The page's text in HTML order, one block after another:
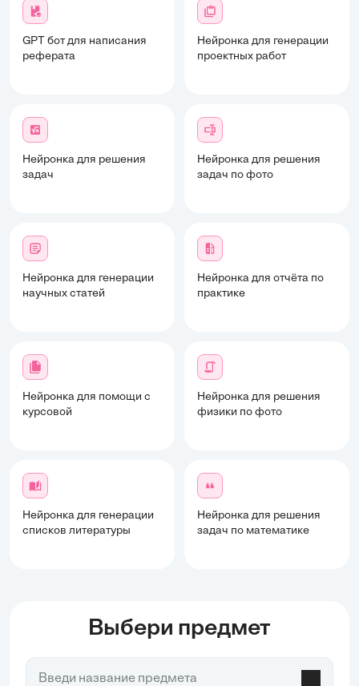
GPT бот для написания
реферата
Нейронка для генерации
проектных работ
Нейронка для решения
задач
Нейронка для решения
задач по фото
Нейронка для генерации
научных статей
Нейронка для отчёта по
практике
Нейронка для помощи с
курсовой
Нейронка для решения
физики по фото
Нейронка для генерации
списков литературы
Нейронка для решения
задач по математике
Выбери предмет